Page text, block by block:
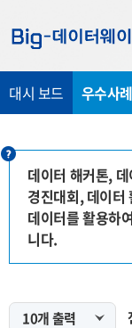
가
가
가
대시 보드 우수사례
데이터 해커톤,
경진대회, 데이터
데이터를 활용하
니다.